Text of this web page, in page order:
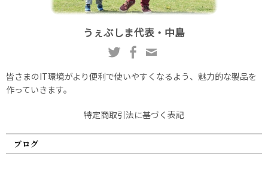
うぇぶしま代表・中島
皆さまのIT環境がより便利で使いやすくなるよう、魅力的な製品を
作っていきます。
特定商取引法に基づく表記
ブログ